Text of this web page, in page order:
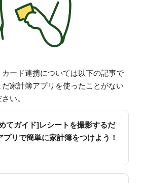
ード連携については以下の記事で
家計簿アプリを使ったことがない
い。
てガイド]レシートを撮影するだ
プリで簡単に家計簿をつけよう！